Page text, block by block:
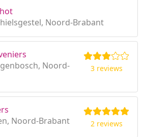
Noord-Brabant
Noord-
3 reviews
Noord-Brabant
2 reviews